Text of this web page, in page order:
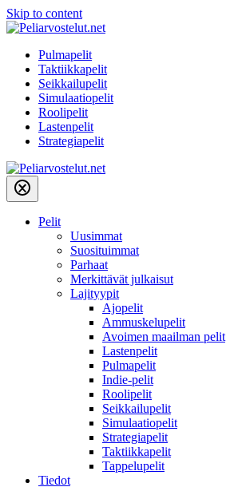
Skip to content
Pulmapelit
Taktiikkapelit
Seikkailupelit
Simulaatiopelit
Roolipelit
Lastenpelit
Strategiapelit
Pelit
Uusimmat
Suosituimmat
Parhaat
Merkittävät julkaisut
Lajityypit
Ajopelit
Ammuskelupelit
Avoimen maailman pelit
Lastenpelit
Pulmapelit
Indie-pelit
Roolipelit
Seikkailupelit
Simulaatiopelit
Strategiapelit
Taktiikkapelit
Tappelupelit
Tiedot